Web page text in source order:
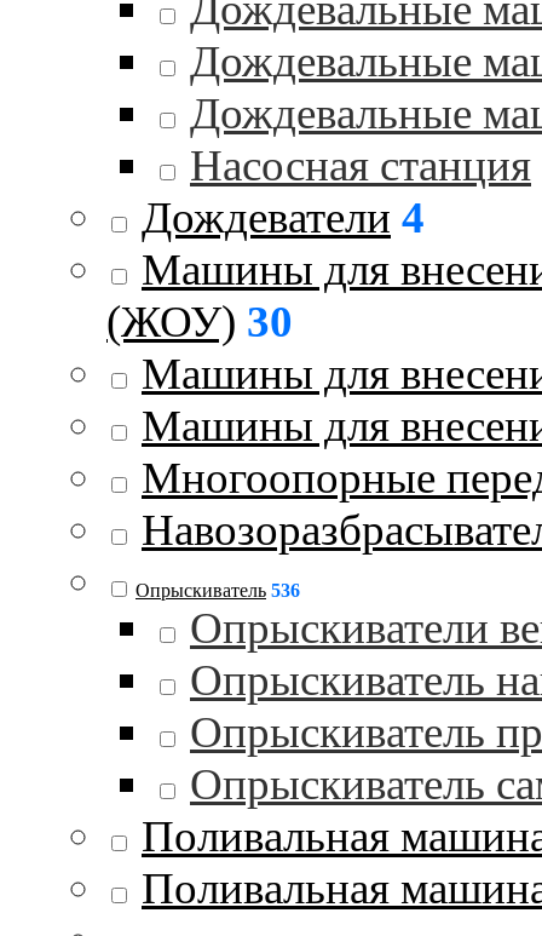
Дождевальные
Дождевальные
Насосная станция
Дождеватели 4
Машины для
(ЖОУ) 30
Машины для
Машины для
Многоопорные
Опрыскиватель 536
Опрыскиватели
Опрыскиватель
Опрыскиватель
Опрыскиватель
Поливальная
Поливальная